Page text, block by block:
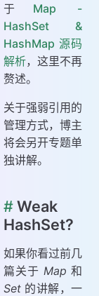
于 Map -
HashSet &
HashMap 源码
解析，这里不再
赘述。
关于强弱引用的
管理方式，博主
将会另开专题单
独讲解。
#Weak
HashSet?
如果你看过前几
篇关于 Map 和
Set 的讲解，一